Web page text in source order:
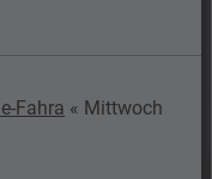
Fahra « Mittwoch